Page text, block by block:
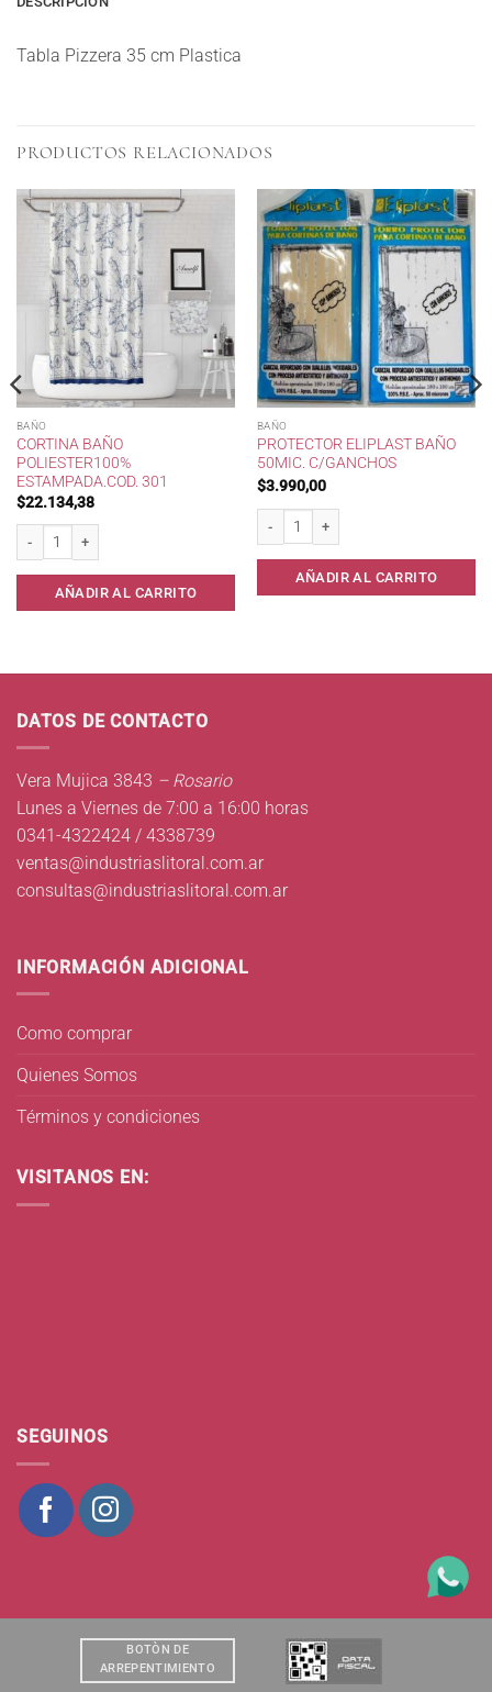
Tabla Pizzera 35 cm Plastica
PRODUCTOS RELACIONADOS
BAÑO
CORTINA BAÑO
POLIESTER100%
ESTAMPADA.COD. 301
$22.134,38
Cortina Baño Poliester100% Estampada.cod. 301 cantidad
AÑADIR AL CARRITO
BAÑO
PROTECTOR ELIPLAST BAÑO
50MIC. C/GANCHOS
$3.990,00
Protector Eliplast Baño 50mic. c/
AÑADIR AL CARRITO
DATOS DE CONTACTO
Vera Mujica 3843 – Rosario
Lunes a Viernes de 7:00 a 16:00 horas
0341-4322424 / 4338739
ventas@industriaslitoral.com.ar
consultas@industriaslitoral.com.ar
INFORMACIÓN ADICIONAL
Como comprar
Quienes Somos
Términos y condiciones
VISITANOS EN:
SEGUINOS
BOTÒN DE
ARREPENTIMIENTO